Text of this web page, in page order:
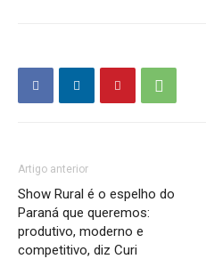
Artigo anterior
Show Rural é o espelho do
Paraná que queremos:
produtivo, moderno e
competitivo, diz Curi